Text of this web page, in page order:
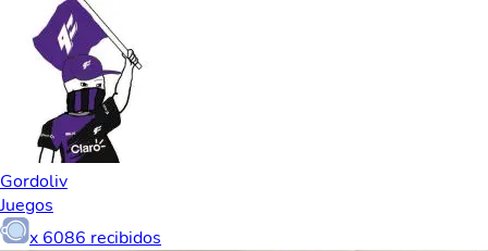
Gordoliv
Juegos
x 6086 recibidos